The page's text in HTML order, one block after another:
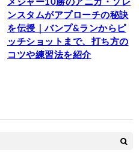
メジャー10勝のアニカ・ソレ
ンスタムがアプローチの秘訣
を伝授｜バンプ&ランからピ
ッチショットまで、打ち方の
コツや練習法を紹介